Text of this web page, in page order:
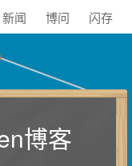
新闻 博问 闪存
博客